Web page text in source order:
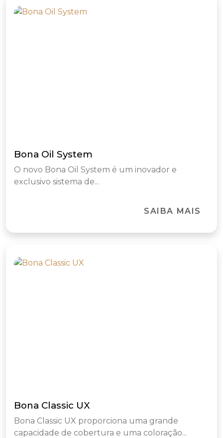
Bona Oil System
O novo Bona Oil System é um inovador e
exclusivo sistema de...
SAIBA MAIS
Bona Classic UX
Bona Classic UX proporciona uma grande
capacidade de cobertura e uma coloração...